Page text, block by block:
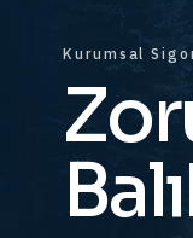
Kurumsal